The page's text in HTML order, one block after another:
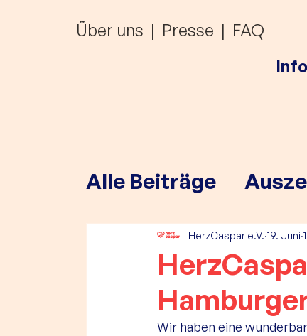
Über uns | Presse | FAQ
Alle Beiträge
Förderungen
HerzCaspar e.V. 19. Juni
Wir haben eine